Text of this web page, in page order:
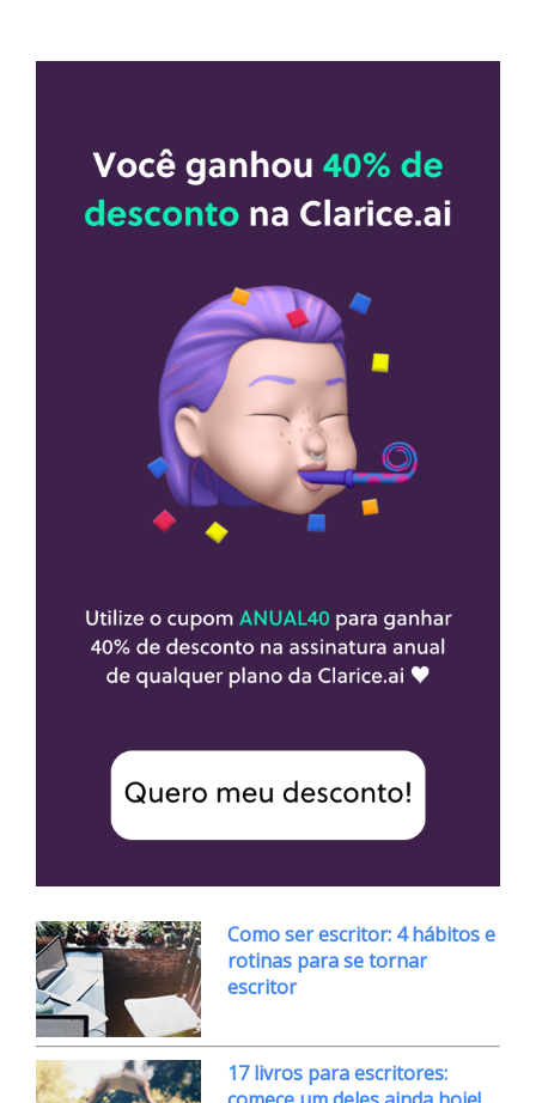
Como ser escritor: 4 hábitos e
rotinas para se tornar
escritor
17 livros para escritores: